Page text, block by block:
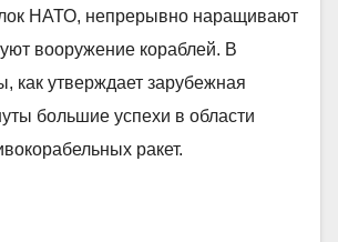
НАТО, непрерывно наращивают
вооружение кораблей. В
как утверждает зарубежная
большие успехи в области
ракет.